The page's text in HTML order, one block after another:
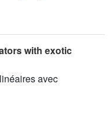
with exotic
avec